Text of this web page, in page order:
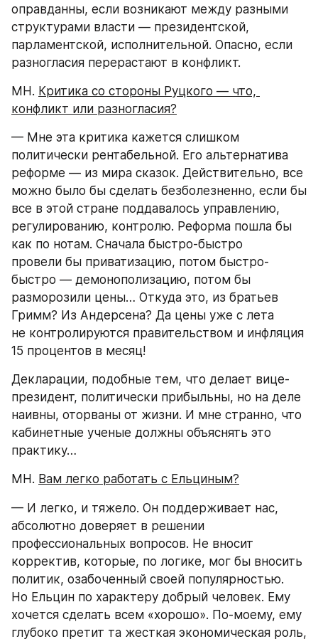
оправданны, если возникают между разными
структурами власти — президентской,
парламентской, исполнительной. Опасно, если
разногласия перерастают в конфликт.
МН. Критика со стороны Руцкого — что,
конфликт или разногласия?
— Мне эта критика кажется слишком
политически рентабельной. Его альтернатива
реформе — из мира сказок. Действительно, все
можно было бы сделать безболезненно, если бы
все в этой стране поддавалось управлению,
регулированию, контролю. Реформа пошла бы
как по нотам. Сначала быстро-быстро
провели бы приватизацию, потом быстро-
быстро — демонополизацию, потом бы
разморозили цены… Откуда это, из братьев
Гримм? Из Андерсена? Да цены уже с лета
не контролируются правительством и инфляция
15 процентов в месяц!
Декларации, подобные тем, что делает вице-
президент, политически прибыльны, но на деле
наивны, оторваны от жизни. И мне странно, что
кабинетные ученые должны объяснять это
практику…
МН. Вам легко работать с Ельциным?
— И легко, и тяжело. Он поддерживает нас,
абсолютно доверяет в решении
профессиональных вопросов. Не вносит
корректив, которые, по логике, мог бы вносить
политик, озабоченный своей популярностью.
Но Ельцин по характеру добрый человек. Ему
хочется сделать всем «хорошо». По-моему, ему
глубоко претит та жесткая экономическая роль,